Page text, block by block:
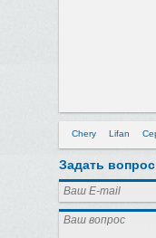
Chery Lifan
Задать вопрос